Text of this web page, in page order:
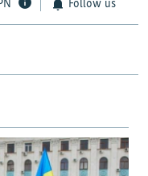
Follow us